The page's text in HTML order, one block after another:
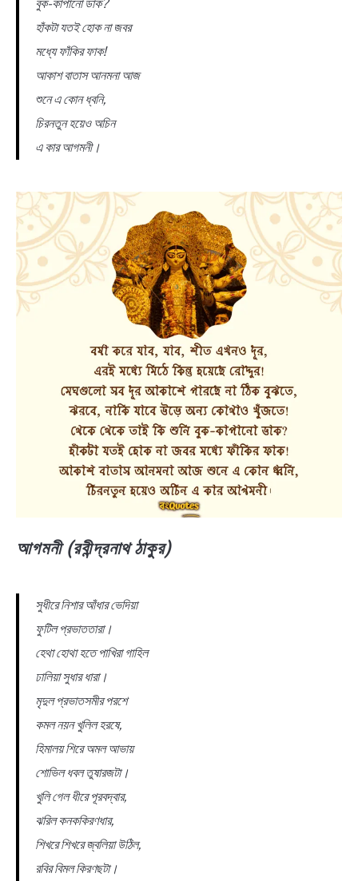
বুক-কাপানাে ডাক?
হাঁকটা যতই হােক না জবর
মধ্যে ফাঁকির ফাক!
আকাশ বাতাস আনমনা আজ
শুনে এ কোন ধ্বনি,
চিরনতুন হয়েও অচিন
এ কার আগমনী।
আগমনী (রবীন্দ্রনাথ ঠাকুর)
সুধীরে নিশার আঁধার ভেদিয়া
ফুটিল প্রভাততারা।
হেথা হোথা হতে পাখিরা গাহিল
ঢালিয়া সুধার ধারা।
মৃদুল প্রভাতসমীর পরশে
কমল নয়ন খুলিল হরষে,
হিমালয় শিরে অমল আভায়
শোভিল ধবল তুষারজটা।
খুলি গেল ধীরে পূরবদ্বার,
ঝরিল কনককিরণধার,
শিখরে শিখরে জ্বলিয়া উঠিল,
রবির বিমল কিরণছটা।